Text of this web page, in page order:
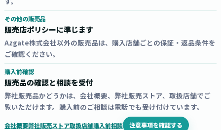
その他の販売品
販売店ポリシーに準じます
Azgate株式会社以外の販売品は、購入店舗ごとの保証・返品条件を
ご確認ください。
購入前確認
販売品の確認と相談を受付
弊社販売品かどうかは、会社概要、弊社販売ストア、取扱店舗でご
覧いただけます。購入前のご相談は電話でも受け付けています。
会社概要弊社販売ストア取扱店舗購入前相談 注意事項を確認する